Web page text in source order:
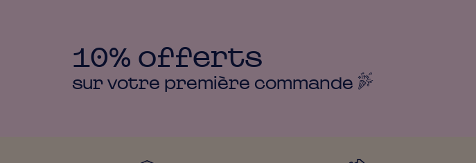
10% offerts
sur votre première commande